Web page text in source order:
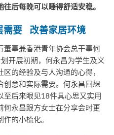
后每晚可以睡得舒适安稳。
需要 改善家居环境
董事兼香港青年协会总干事何
开展初期，何永昌为学生及义
的经验及与人沟通的心得，
创意和实际需要。何永昌回想
至后来眼见18件具心思又实用
何永昌跟方女士在分享会时更
的小梳化。